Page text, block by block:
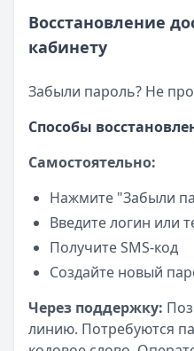
Восстановление
кабинету
Забыли пароль? Не
Способы
Самостоятельно:
Нажмите "Забыли
Введите логин или
Получите SMS-код
Создайте новый
Через поддержку:
линию. Потребуются